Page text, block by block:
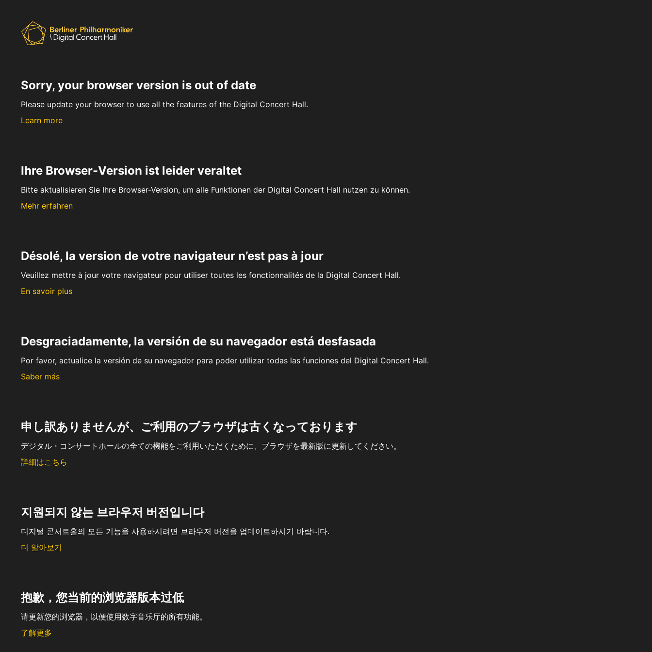
Sorry, your browser version is out of date
Please update your browser to use all the features of the Digital Concert Hall.
Learn more
Ihre Browser-Version ist leider veraltet
Bitte aktualisieren Sie Ihre Browser-Version, um alle Funktionen der Digital Concert Hall nutzen zu können.
Mehr erfahren
Désolé, la version de votre navigateur n’est pas à jour
Veuillez mettre à jour votre navigateur pour utiliser toutes les fonctionnalités de la Digital Concert Hall.
En savoir plus
Desgraciadamente, la versión de su navegador está desfasada
Por favor, actualice la versión de su navegador para poder utilizar todas las funciones del Digital Concert Hall.
Saber más
申し訳ありませんが、ご利用のブラウザは古くなっております
デジタル・コンサートホールの全ての機能をご利用いただくために、ブラウザを最新版に更新してください。
詳細はこちら
지원되지 않는 브라우저 버전입니다
디지털 콘서트홀의 모든 기능을 사용하시려면 브라우저 버전을 업데이트하시기 바랍니다.
더 알아보기
抱歉，您当前的浏览器版本过低
请更新您的浏览器，以便使用数字音乐厅的所有功能。
了解更多